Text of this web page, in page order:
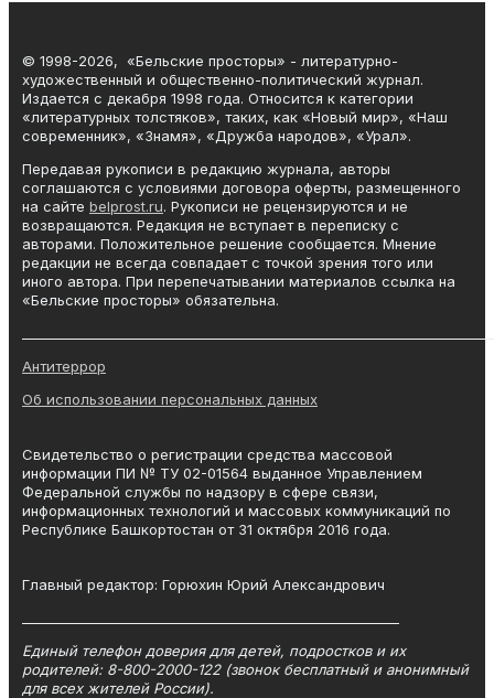
© 1998-2026, «Бельские просторы» - литературно-
художественный и общественно-политический журнал.
Издается с декабря 1998 года. Относится к категории
«литературных толстяков», таких, как «Новый мир», «Наш
современник», «Знамя», «Дружба народов», «Урал».
Передавая рукописи в редакцию журнала, авторы
соглашаются с условиями договора оферты, размещенного
на сайте belprost.ru. Рукописи не рецензируются и не
возвращаются. Редакция не вступает в переписку с
авторами. Положительное решение сообщается. Мнение
редакции не всегда совпадает с точкой зрения того или
иного автора. При перепечатывании материалов ссылка на
«Бельские просторы» обязательна.
Антитеррор
Об использовании персональных данных
Свидетельство о регистрации средства массовой
информации ПИ № ТУ 02-01564 выданное Управлением
Федеральной службы по надзору в сфере связи,
информационных технологий и массовых коммуникаций по
Республике Башкортостан от 31 октября 2016 года.
Главный редактор: Горюхин Юрий Александрович
Единый телефон доверия для детей, подростков и их
родителей: 8-800-2000-122 (звонок бесплатный и анонимный
для всех жителей России).